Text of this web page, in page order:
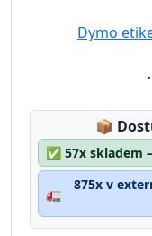
Dymo
📦
✅ 57x skladem
🚛
875x v